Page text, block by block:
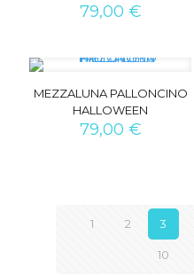
79,00 €
MEZZALUNA PALLONCINO
HALLOWEEN
79,00 €
1 2 3
10